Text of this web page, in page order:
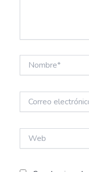
electrónico*